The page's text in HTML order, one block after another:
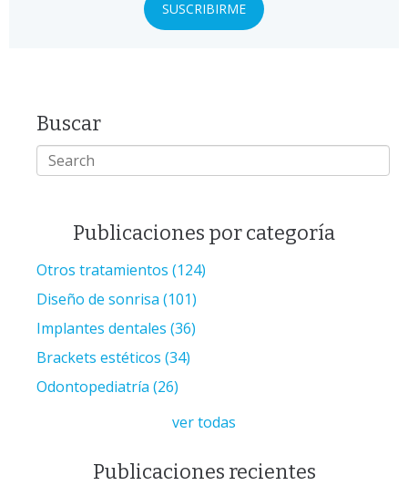
Buscar
Publicaciones por categoría
Otros tratamientos (124)
Diseño de sonrisa (101)
Implantes dentales (36)
Brackets estéticos (34)
Odontopediatría (26)
ver todas
Publicaciones recientes